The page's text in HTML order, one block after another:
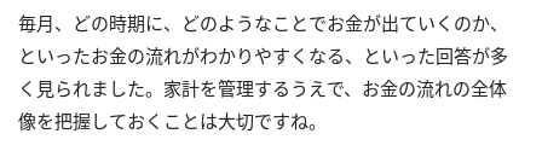
毎月、どの時期に、どのようなことでお金が出ていくのか、
といったお金の流れがわかりやすくなる、といった回答が多
く見られました。家計を管理するうえで、お金の流れの全体
像を把握しておくことは大切ですね。